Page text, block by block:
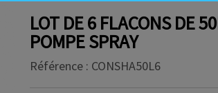
LOT DE 6 FLACONS DE
POMPE SPRAY
Référence : CONSHA50L6